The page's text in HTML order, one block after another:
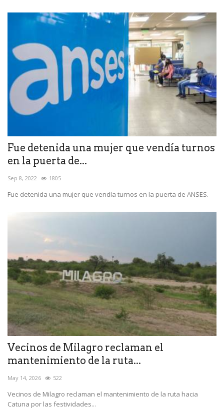
Fue detenida una mujer que vendía turnos
en la puerta de...
Sep 8, 2022 1805
Fue detenida una mujer que vendía turnos en la puerta de ANSES.
Vecinos de Milagro reclaman el
mantenimiento de la ruta...
May 14, 2026 522
Vecinos de Milagro reclaman el mantenimiento de la ruta hacia
Catuna por las festividades...